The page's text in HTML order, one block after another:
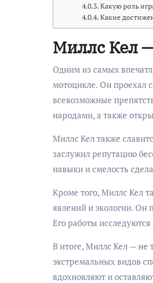
Какую роль
Какие
Миллс Кел
Одним из самых
мотоцикле. Он проехал
всевозможные
народами, а также
Миллс Кел также
заслужил репутацию
навыки и смелость
Кроме того, Миллс Кел
явлений и экологии.
Его работы
В итоге, Миллс Кел — не
экстремальных видов
вдохновляют и